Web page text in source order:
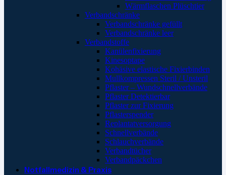
Wärmflaschen Plüschtier
Verbandschränke
Verbandschränke gefüllt
Verbandschränke leer
Verbandstoffe
Kanülenfixierung
Kinesoptape
Kohäsive elastische Fixierbinden
Mullkompressen Steril / Unsteril
Pflaster – Wundschnellverbände
Pflaster Detektierbar
Pflaster zur Fixierung
Pflasterspender
Replantatversorgung
Schnellverbände
Schlauchverbände
Verbandtücher
Verbandpäckchen
Notfallmedizin & Praxis